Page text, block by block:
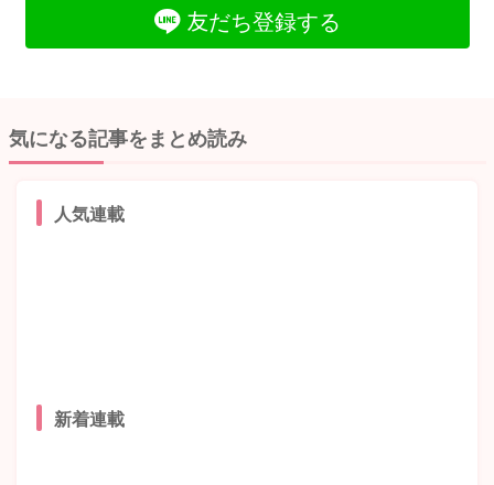
友だち登録する
気になる記事をまとめ読み
人気連載
新着連載